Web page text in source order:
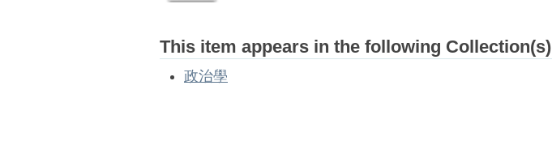
This item appears in the following Collection(s)
政治學